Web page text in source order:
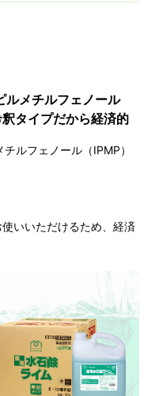
ルメチルフェノール
釈タイプだから経済的
ルフェノール（IPMP）
いいただけるため、経済